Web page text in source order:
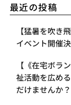
最近の投稿
【​猛暑を吹き
イベント開催
【《在宅ボラ
祉活動を広め
だけませんか？